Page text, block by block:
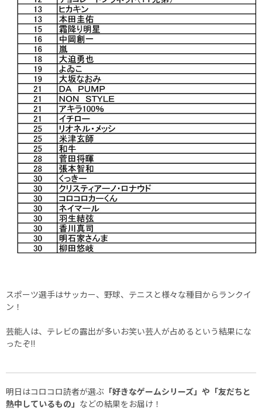
スポーツ選手はサッカー、野球、テニスと様々な種目からランクイ
ン！
芸能人は、テレビの露出が多いお笑い芸人が占めるという結果にな
ったぞ!!
明日はコロコロ読者が選ぶ 「好きなゲームシリーズ」や「友だちと
熱中しているもの」 などの結果をお届け！